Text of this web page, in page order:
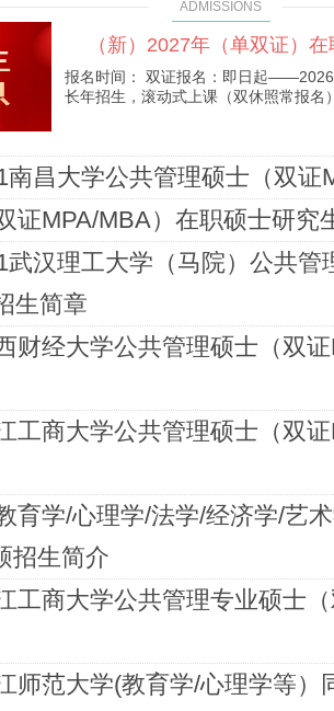
ADMISSIONS
（新）2027年（单双证）
报名时间： 双证报名：即日起
长年招生，滚动式上课（双休照常报名
南昌大学公共管理硕士（双证
证MPA/MBA）在职硕士研究
武汉理工大学（马院）公共管
生简章
财经大学公共管理硕士（双
工商大学公共管理硕士（双
育学/心理学/法学/经济学/艺
招生简介
工商大学公共管理专业硕士
师范大学(教育学/心理学等）